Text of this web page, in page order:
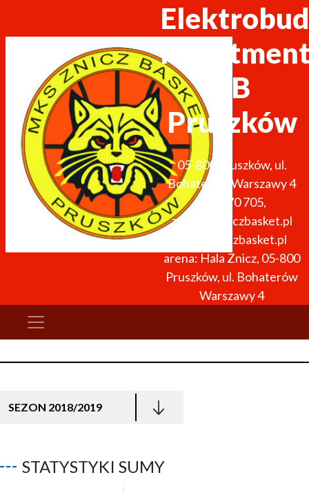
ZB
Pruszków
05-800 Pruszków, ul.
Bohaterów Warszawy 4
691 270 705,
zarzad@zniczbasket.pl
http://zniczbasket.pl
arena: Hala Znicz, 05-800
Pruszków, ul. Bohaterów
Warszawy 4
SEZON 2018/2019
STATYSTYKI SUMY